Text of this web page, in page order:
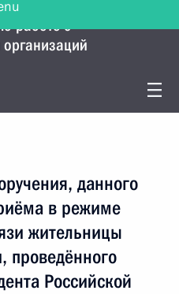
работе с
данного
в режиме
жительницы
проведённого
Российской